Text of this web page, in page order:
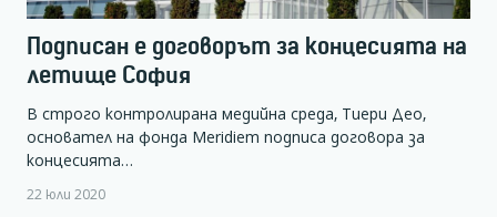
Подписан е договорът за концесията на
летище София
В строго контролирана медийна среда, Тиери Део,
основател на фонда Meridiem подписа договора за
концесията…
22 юли 2020